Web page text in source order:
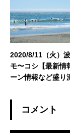
開始】【
期】【サーフボー
改定】【買取／委
中】
2020/8/11（火）
モ〜コシ【最新情
ーン情報など盛り
コメント